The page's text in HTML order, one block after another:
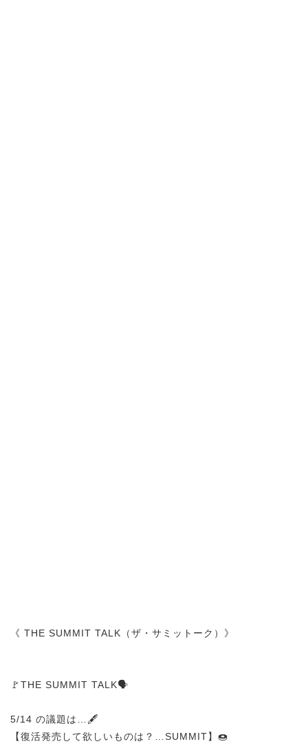
《 THE SUMMIT TALK（ザ・サミットーク）》
🚩THE SUMMIT TALK🗣️
5/14 の議題は…🖋️
【復活発売して欲しいものは？…SUMMIT】🍩